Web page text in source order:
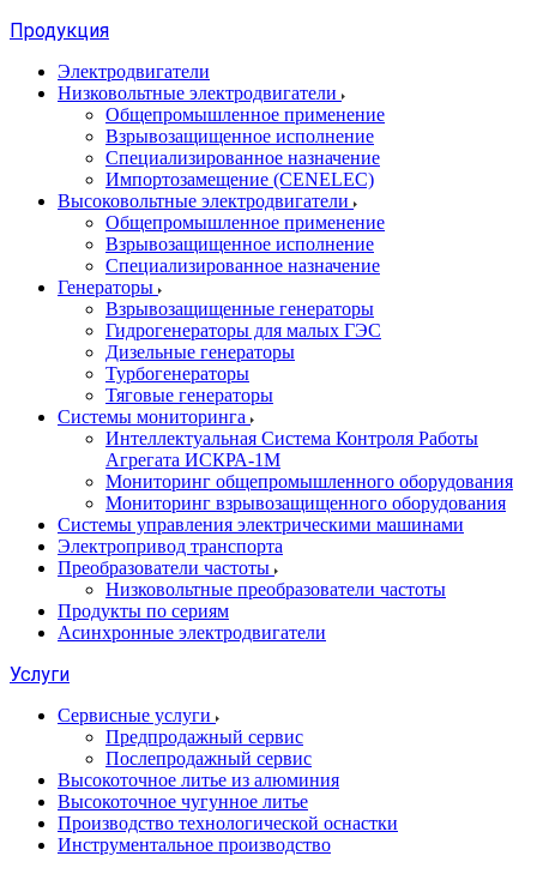
Продукция
Электродвигатели
Низковольтные электродвигатели
Общепромышленное применение
Взрывозащищенное исполнение
Специализированное назначение
Импортозамещение (CENELEC)
Высоковольтные электродвигатели
Общепромышленное применение
Взрывозащищенное исполнение
Специализированное назначение
Генераторы
Взрывозащищенные генераторы
Гидрогенераторы для малых ГЭС
Дизельные генераторы
Турбогенераторы
Тяговые генераторы
Системы мониторинга
Интеллектуальная Система Контроля Работы
Агрегата ИСКРА-1М
Мониторинг общепромышленного оборудования
Мониторинг взрывозащищенного оборудования
Системы управления электрическими машинами
Электропривод транспорта
Преобразователи частоты
Низковольтные преобразователи частоты
Продукты по сериям
Асинхронные электродвигатели
Услуги
Сервисные услуги
Предпродажный сервис
Послепродажный сервис
Высокоточное литье из алюминия
Высокоточное чугунное литье
Производство технологической оснастки
Инструментальное производство